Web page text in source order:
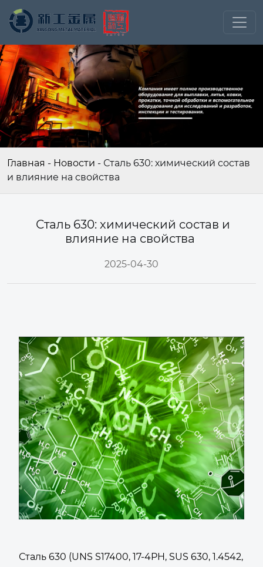
Главная - Новости - Сталь 630: химический состав
и влияние на свойства
Сталь 630: химический состав и
влияние на свойства
2025-04-30
Сталь 630 (UNS S17400, 17-4PH, SUS 630, 1.4542,